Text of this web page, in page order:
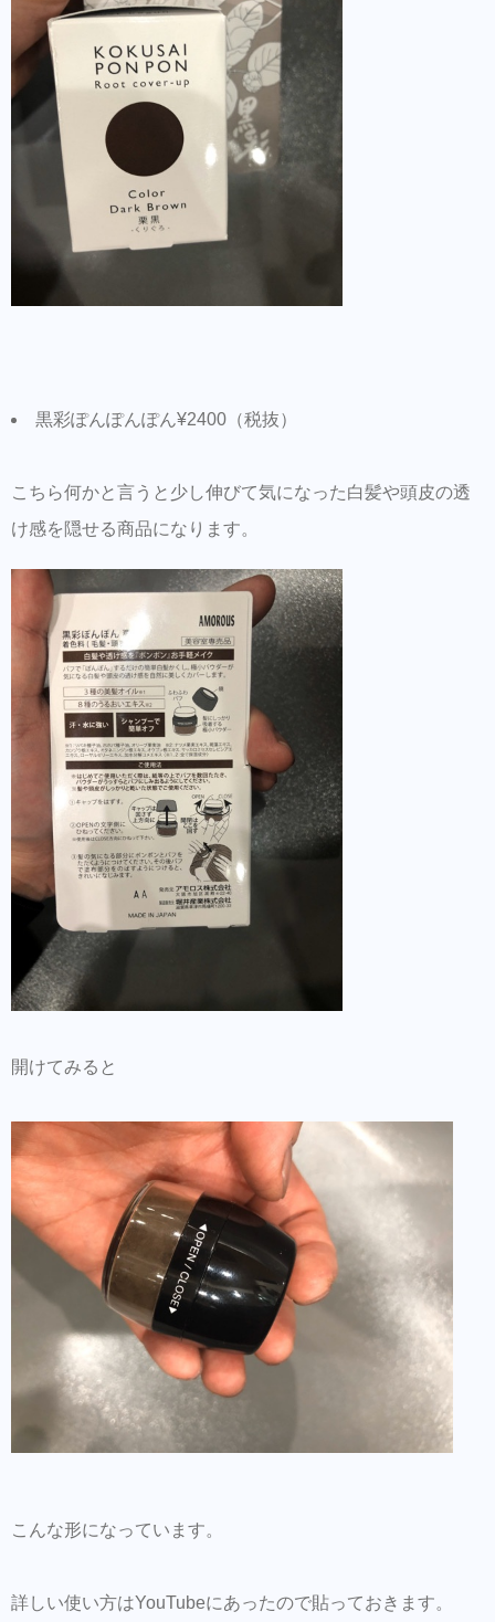
美容師の方にはこちらもオススメ。SNSプロ
モーション特化型美容師オンラインサロン
【Routine 】メンバー募集中
黒彩ぽんぽんぽん¥2400（税抜）
こちら何かと言うと少し伸びて気になった白髪や頭皮の透
け感を隠せる商品になります。
開けてみると
こんな形になっています。
詳しい使い方はYouTubeにあったので貼っておきます。